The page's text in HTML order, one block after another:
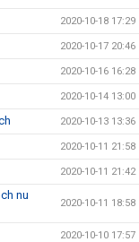
2020-10-18 17:29
2020-10-17 20:46
2020-10-16 16:28
2020-10-14 13:00
2020-10-13 13:36
2020-10-11 21:58
2020-10-11 21:42
nu
2020-10-11 18:58
2020-10-10 17:57